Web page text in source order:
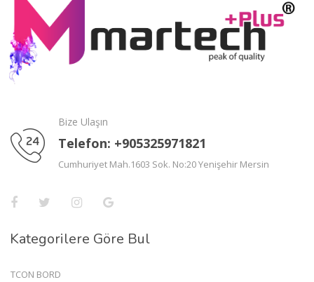
Bize Ulaşın
Telefon: +905325971821
Cumhuriyet Mah.1603 Sok. No:20 Yenişehir Mersin
Kategorilere Göre Bul
TCON BORD